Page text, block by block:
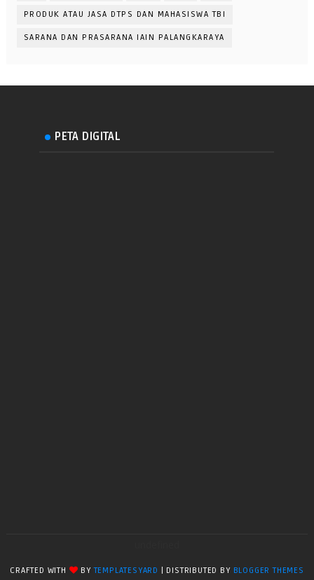
PRODUK ATAU JASA DTPS DAN MAHASISWA TBI
SARANA DAN PRASARANA IAIN PALANGKARAYA
PETA DIGITAL
CRAFTED WITH BYTEMPLATESYARD | DISTRIBUTED BY BLOGGER THEMES